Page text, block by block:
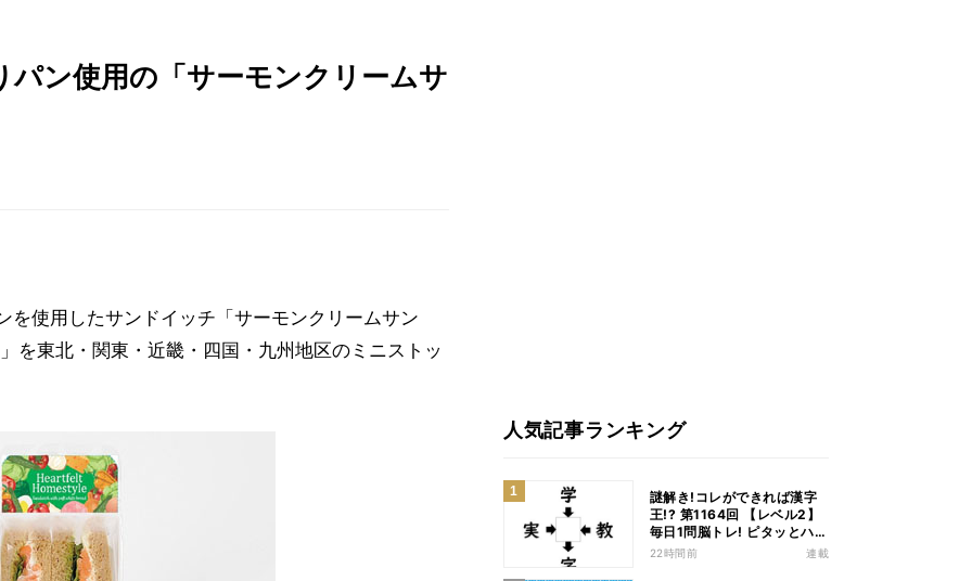
ン使用の「サーモンクリームサ
を使用したサンドイッチ「サーモンクリームサン
を東北・関東・近畿・四国・九州地区のミニストッ
人気記事ランキング
謎解き!コレができれば漢字
王!? 第1164回 【レベル2】
毎日1問脳トレ! ピタッとハマ
る漢字はどれだ?
22時間前 連載